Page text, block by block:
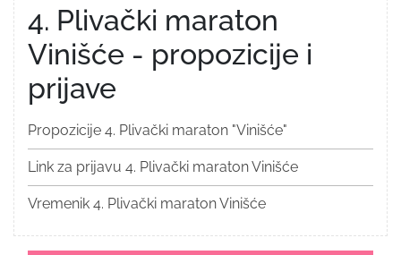
4. Plivački maraton
Vinišće - propozicije i
prijave
Propozicije 4. Plivački maraton "Vinišće"
Link za prijavu 4. Plivački maraton Vinišće
Vremenik 4. Plivački maraton Vinišće